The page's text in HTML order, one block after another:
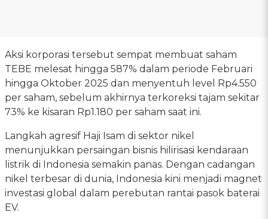
Aksi korporasi tersebut sempat membuat saham
TEBE melesat hingga 587% dalam periode Februari
hingga Oktober 2025 dan menyentuh level Rp4.550
per saham, sebelum akhirnya terkoreksi tajam sekitar
73% ke kisaran Rp1.180 per saham saat ini.
Langkah agresif Haji Isam di sektor nikel
menunjukkan persaingan bisnis hilirisasi kendaraan
listrik di Indonesia semakin panas. Dengan cadangan
nikel terbesar di dunia, Indonesia kini menjadi magnet
investasi global dalam perebutan rantai pasok baterai
EV.